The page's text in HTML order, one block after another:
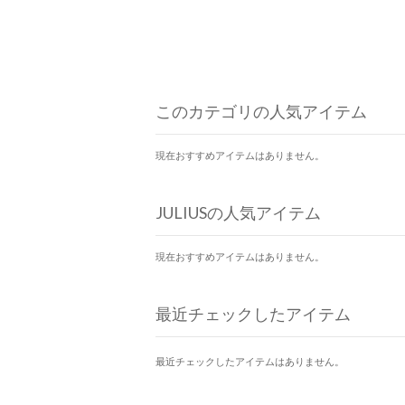
このカテゴリの人気アイテム
現在おすすめアイテムはありません。
JULIUSの人気アイテム
現在おすすめアイテムはありません。
最近チェックしたアイテム
最近チェックしたアイテムはありません。